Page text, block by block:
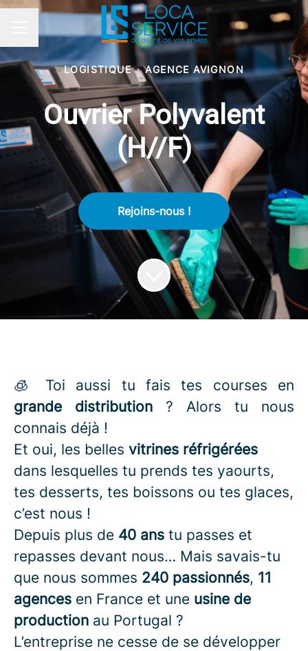
Menu carrière
LOGISTIQUE · AGENCE AVIGNON
Ouvrier Polyvalent
(H//F)
Rejoins-nous !
🧊 Toi aussi tu fais tes courses en
grande distribution ? Alors tu nous
connais déjà !
Et oui, les belles vitrines réfrigérées
dans lesquelles tu prends tes yaourts,
tes desserts, tes boissons ou tes glaces,
c’est nous !
Depuis plus de 40 ans tu passes et
repasses devant nous… Mais savais-tu
que nous sommes 240 passionnés, 11
agences en France et une usine de
production au Portugal ?
L’entreprise ne cesse de se développer